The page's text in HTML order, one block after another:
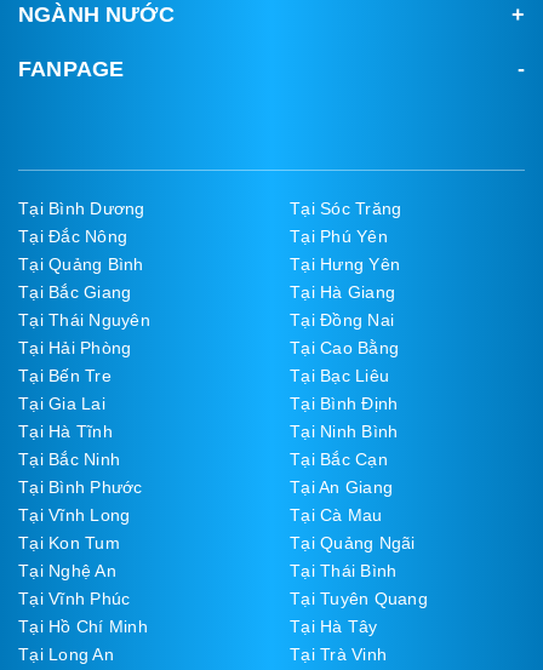
NGÀNH NƯỚC
FANPAGE
Tại Bình Dương
Tại Sóc Trăng
Tại Đắc Nông
Tại Phú Yên
Tại Quảng Bình
Tại Hưng Yên
Tại Bắc Giang
Tại Hà Giang
Tại Thái Nguyên
Tại Đồng Nai
Tại Hải Phòng
Tại Cao Bằng
Tại Bến Tre
Tại Bạc Liêu
Tại Gia Lai
Tại Bình Định
Tại Hà Tĩnh
Tại Ninh Bình
Tại Bắc Ninh
Tại Bắc Cạn
Tại Bình Phước
Tại An Giang
Tại Vĩnh Long
Tại Cà Mau
Tại Kon Tum
Tại Quảng Ngãi
Tại Nghệ An
Tại Thái Bình
Tại Vĩnh Phúc
Tại Tuyên Quang
Tại Hồ Chí Minh
Tại Hà Tây
Tại Long An
Tại Trà Vinh